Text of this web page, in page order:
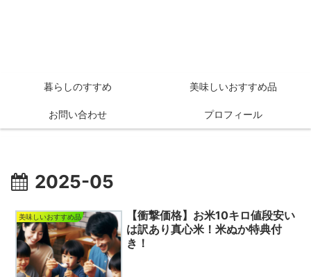
暮らしのすすめ 美味しいおすすめ品
お問い合わせ プロフィール
2025-05
美味しいおすすめ品
【衝撃価格】お米10キロ値段安い
は訳あり真心米！米ぬか特典付
き！